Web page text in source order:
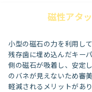
磁性アタ
小型の磁石の力を利用し
残存歯に埋め込んだキー
側の磁石が吸着し、安定
のバネが見えないため審
軽減されるメリットがあり